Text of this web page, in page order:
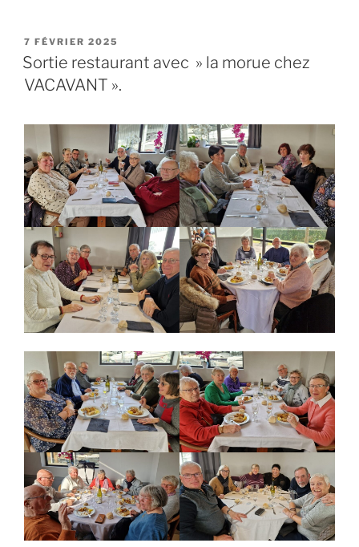
PUBLIÉ
LE
7 FÉVRIER 2025
Sortie restaurant avec » la morue chez
VACAVANT ».